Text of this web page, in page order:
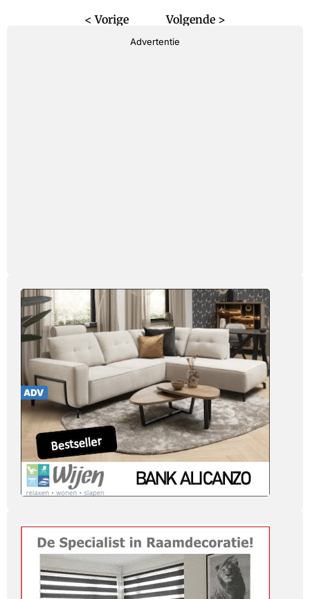
< Vorige Volgende >
Advertentie